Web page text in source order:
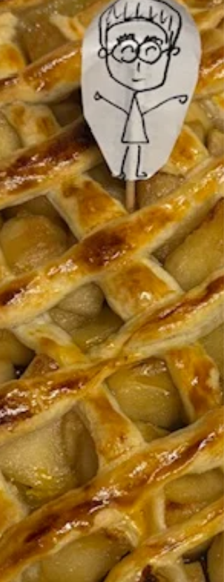
いた、レタスのナムルを添えて。 アップルパ
は径7-8cmの小ぶりでデザートに。 全て作
れたんですね どれも美味しそうです＾＾ ホッ
サラダは味噌を使ったソースや豆腐を使ったソー
スなど和風で食べるのも美味しいですよ アッ
ルパイは流石のクオリティーです☆ ぜひミート
イやキッシュにチャレンジしてみて下さいね＾＾